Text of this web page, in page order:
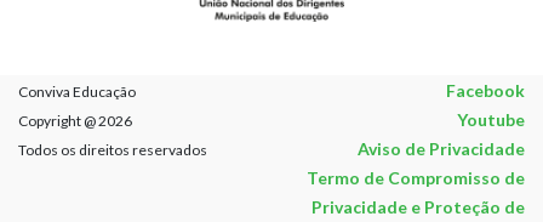
Conviva Educação Facebook
Copyright @ 2026 Youtube
Todos os direitos reservados
Aviso de Privacidade
Termo de Compromisso de
Privacidade e Proteção de